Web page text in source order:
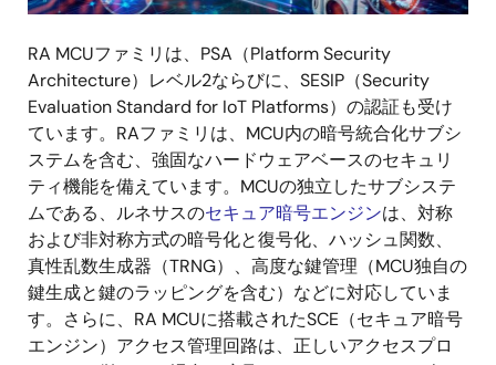
RA MCUファミリは、PSA（Platform Security
Architecture）レベル2ならびに、SESIP（Security
Evaluation Standard for IoT Platforms）の認証も受け
ています。RAファミリは、MCU内の暗号統合化サブシ
ステムを含む、強固なハードウェアベースのセキュリ
ティ機能を備えています。MCUの独立したサブシステ
ムである、ルネサスのセキュア暗号エンジンは、対称
および非対称方式の暗号化と復号化、ハッシュ関数、
真性乱数生成器（TRNG）、高度な鍵管理（MCU独自の
鍵生成と鍵のラッピングを含む）などに対応していま
す。さらに、RA MCUに搭載されたSCE（セキュア暗号
エンジン）アクセス管理回路は、正しいアクセスプロ